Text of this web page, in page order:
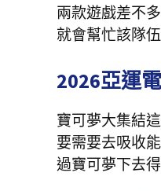
兩款遊戲差不
就會幫忙該隊
2026亞運
寶可夢大集結
要需要去吸收
過寶可夢下去